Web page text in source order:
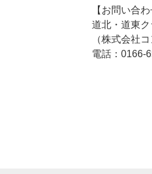
【お問い合わ
道北・道東
（株式会社
電話：